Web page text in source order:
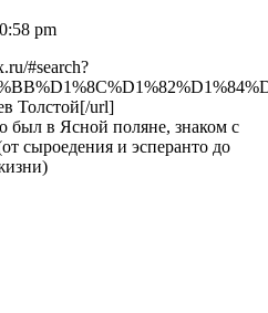
pm
#search?
Толстой[/url]
был в Ясной поляне, знаком с
сыроедения и эсперанто до